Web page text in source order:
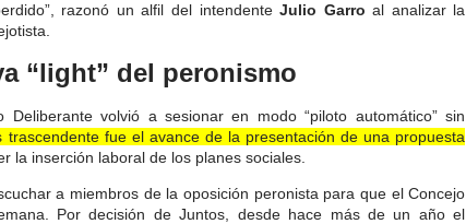
, razonó un alfil del intendenteJulio Garro al analizar la
“light” del peronismo
volvió a sesionar en modo “piloto automático” sin
trascendente fue el avance de la presentación de una propuesta
la inserción laboral de los planes sociales.
a miembros de la oposición peronista para que el Concejo
Por decisión de Juntos, desde hace más de un año el